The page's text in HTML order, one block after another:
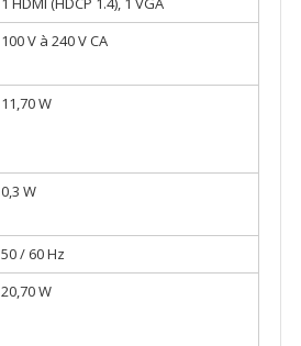
100 V à 240 V CA
11,70 W
0,3 W
50 / 60 Hz
20,70 W